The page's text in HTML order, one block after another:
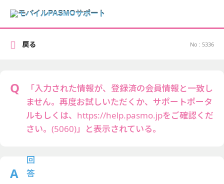
No : 5336
「入力された情報が、登録済の会員情報と一致し
ません。再度お試しいただくか、サポートポータ
ルもしくは、https://help.pasmo.jpをご確認くだ
さい。(5060)」と表示されている。
戻る